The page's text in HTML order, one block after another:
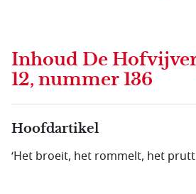
Inhoud De
12, nummer 136
Hoofdartikel
‘Het broeit, het rommelt, het